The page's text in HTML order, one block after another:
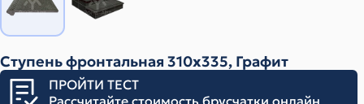
Ступень фронтальная 310х335, Графит
ПРОЙТИ ТЕСТ